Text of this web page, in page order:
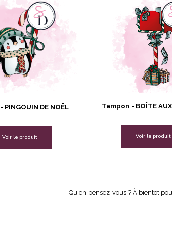
PINGOUIN DE NOËL
Voir le produit
Tampon - BOÎTE
Voir le produit
Qu'en pensez-vous ? À bientôt